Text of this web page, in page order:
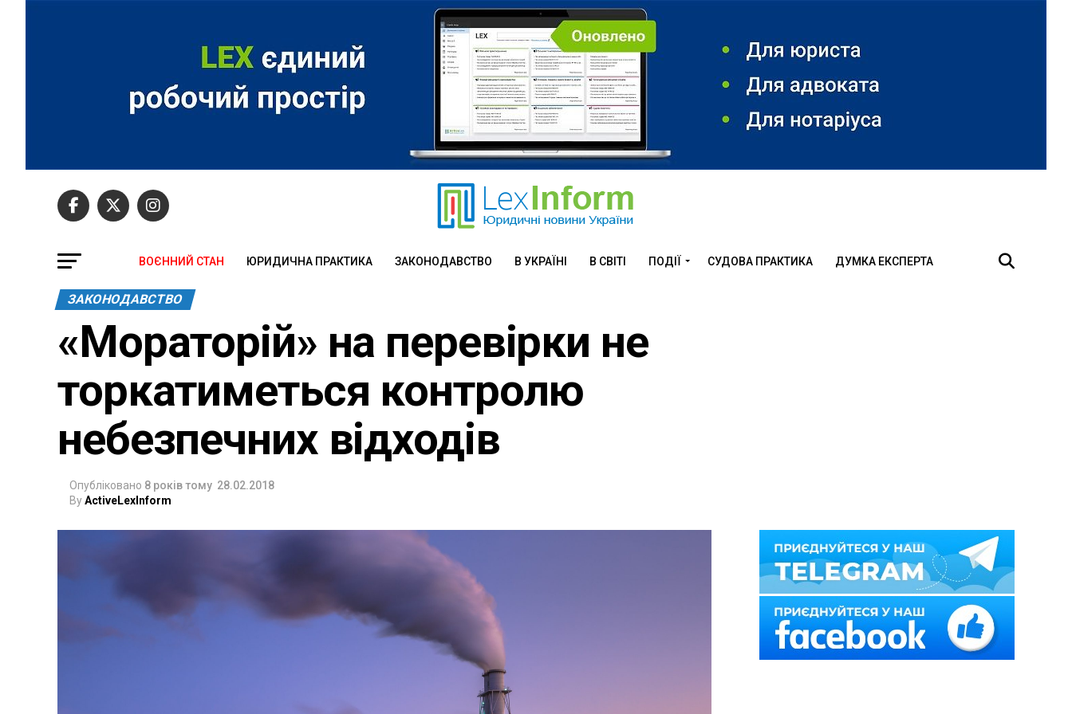
ВОЄННИЙ СТАН ЮРИДИЧНА ПРАКТИКА ЗАКОНОДАВСТВО В УКРАЇНІ В СВІТІ ПОДІЇ СУДОВА ПРАКТИКА ДУМКА ЕКСПЕРТА
ЗАКОНОДАВСТВО
«Мораторій» на перевірки не
торкатиметься контролю
небезпечних відходів
Опубліковано 8 років тому 28.02.2018
ByActiveLexInform